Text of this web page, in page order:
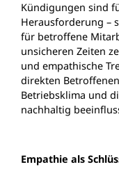
Kündigungen sind
Herausforderung –
für betroffene
unsicheren Zeiten
und empathische
direkten
Betriebsklima und
nachhaltig
Empathie als